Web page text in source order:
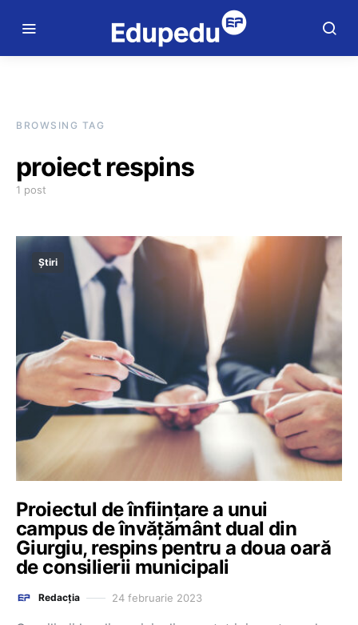
BROWSING TAG
proiect respins
1 post
Știri
Proiectul de înfiinţare a unui
campus de învăţământ dual din
Giurgiu, respins pentru a doua oară
de consilierii municipali
Redacția 24 februarie 2023